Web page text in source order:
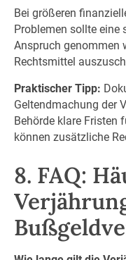
Bei größeren
Problemen sollte eine
Anspruch genommen
Rechtsmittel
Praktischer Tipp:
Geltendmachung der
Behörde klare Fristen
können zusätzliche
8. FAQ: